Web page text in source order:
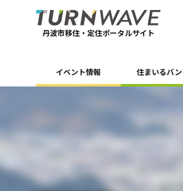
丹波市移住・定住ポータルサイト
イベント情報 住まいるバン